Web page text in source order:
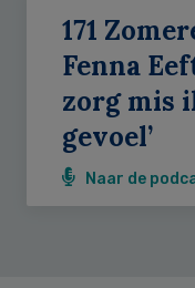
171
Fenna
zorg mis
gevoel’
Naar de